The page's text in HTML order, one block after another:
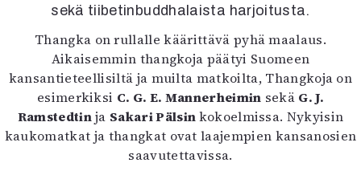
Levyt
Kirjat
In English
Esitystaide
Arkisto
Lehdet
sekä tiibetinbuddhalaista harjoitusta.
Thangka on rullalle käärittävä pyhä maalaus.
Aikaisemmin thangkoja päätyi Suomeen
kansantieteellisiltä ja muilta matkoilta, Thangkoja on
esimerkiksi C. G. E. Mannerheimin sekä G. J.
Ramstedtinja Sakari Pälsinkokoelmissa. Nykyisin
kaukomatkat ja thangkat ovat laajempien kansanosien
saavutettavissa.